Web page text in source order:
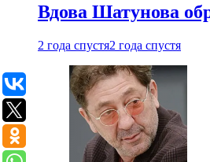
Вдова Шатунова
2 года спустя2 года спустя